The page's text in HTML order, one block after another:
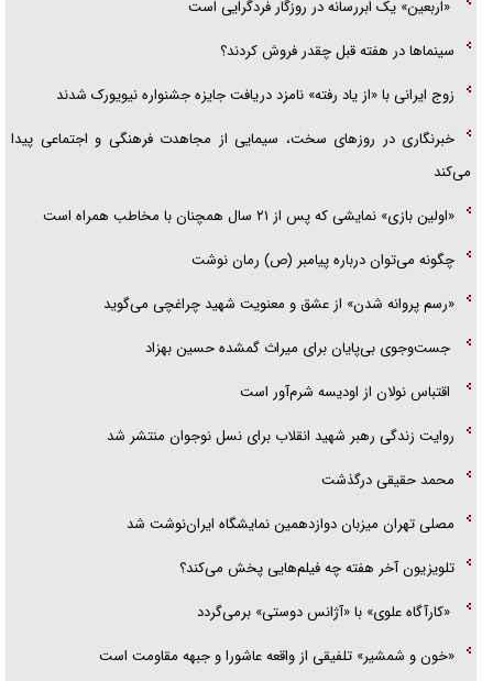
«اربعین» یک ابررسانه در روزگار فردگرایی است
سینما‌ها در هفته قبل چقدر فروش کردند؟
زوج ایرانی با «از یاد رفته» نامزد دریافت جایزه جشنواره نیویورک شدند
خبرنگاری در روزهای سخت، سیمایی از مجاهدت فرهنگی و اجتماعی پیدا
می‌کند
«اولین بازی» نمایشی که پس از ۲۱ سال همچنان با مخاطب همراه است
چگونه می‌توان درباره پیامبر (ص) رمان نوشت
«رسم پروانه شدن» از عشق و معنویت شهید چراغچی می‌گوید
جست‌وجوی بی‌پایان برای میراث گمشده حسین بهزاد
اقتباس نولان از اودیسه شرم‌آور است
روایت زندگی رهبر شهید انقلاب برای نسل نوجوان منتشر شد
محمد حقیقی درگذشت
مصلی تهران میزبان دوازدهمین نمایشگاه ایران‌نوشت شد
تلویزیون آخر هفته چه فیلم‌هایی پخش می‌کند؟
«کارآگاه علوی» با «آژانس دوستی» برمی‌گردد
«خون و شمشیر» تلفیقی از واقعه عاشورا و جبهه مقاومت است